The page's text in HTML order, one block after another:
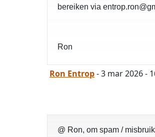
bereiken via
Ron
Ron Entrop- 3 mar 2026 -
@ Ron, om spam /